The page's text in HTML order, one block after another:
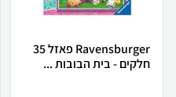
Ravensburger פאזל 35
חלקים - בית הבובות ...